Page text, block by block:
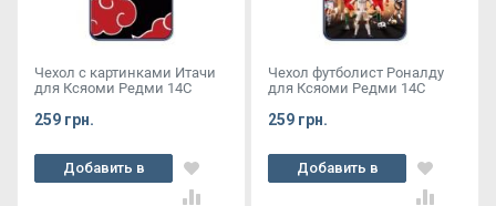
Чехол с картинками Итачи
для Ксяоми Редми 14С
259 грн.
Добавить в
корзину
Чехол футболист Роналду
для Ксяоми Редми 14С
259 грн.
Добавить в
корзину